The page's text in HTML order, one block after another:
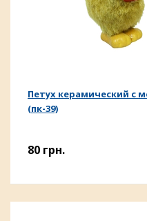
Петух керамический с
(пк-39)
80 грн.